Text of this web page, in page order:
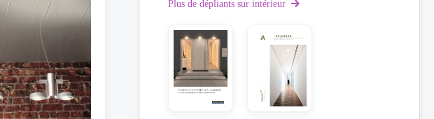
Plus de dépliants sur intérieur